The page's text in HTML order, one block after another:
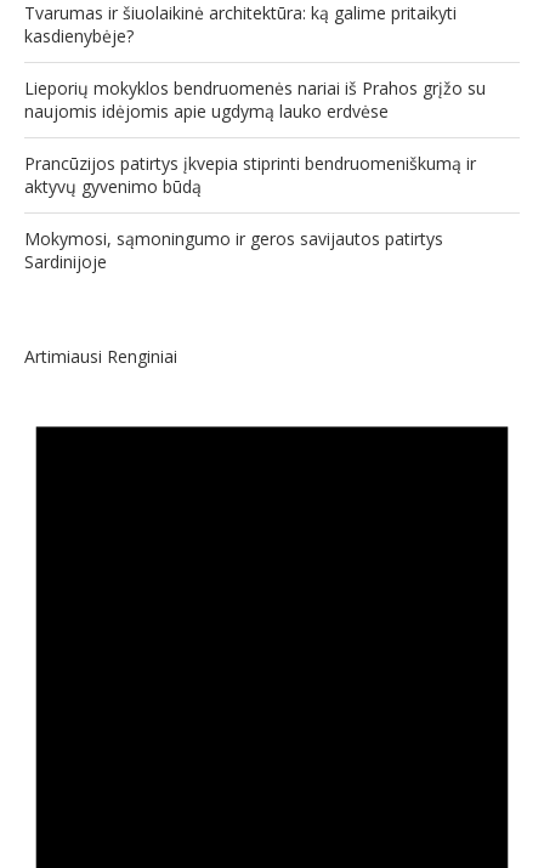
Tvarumas ir šiuolaikinė architektūra: ką galime pritaikyti
kasdienybėje?
Lieporių mokyklos bendruomenės nariai iš Prahos grįžo su
naujomis idėjomis apie ugdymą lauko erdvėse
Prancūzijos patirtys įkvepia stiprinti bendruomeniškumą ir
aktyvų gyvenimo būdą
Mokymosi, sąmoningumo ir geros savijautos patirtys
Sardinijoje
Artimiausi Renginiai